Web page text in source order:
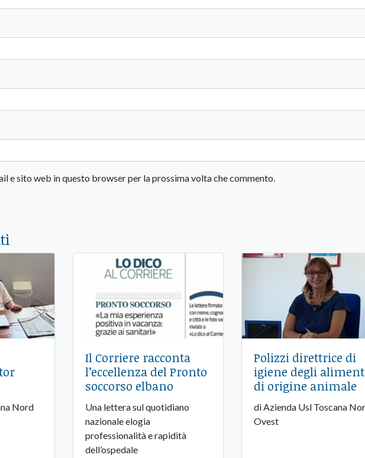
e sito web in questo browser per la prossima volta che commento.
Nord
Il Corriere racconta
l’eccellenza del Pronto
soccorso elbano
Una lettera sul quotidiano
nazionale elogia
professionalità e rapidità
dell’ospedale
Polizzi direttrice di
igiene degli
di origine animale
di Azienda Usl Toscana
Ovest